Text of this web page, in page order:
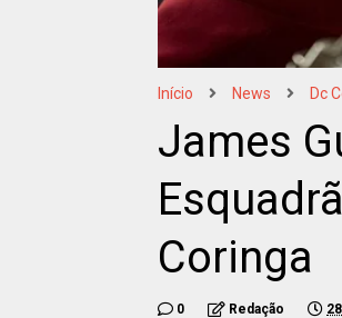
Início News Dc
James
Coringa
0 Redação